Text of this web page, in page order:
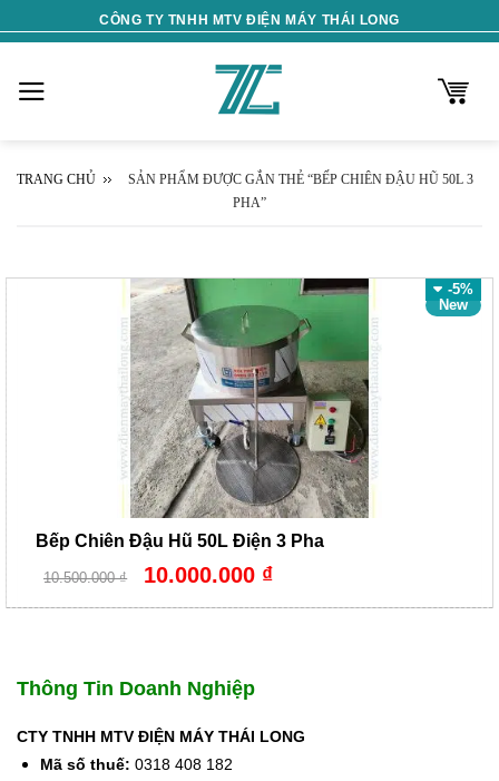
to
CÔNG TY TNHH MTV ĐIỆN MÁY THÁI LONG
TRANG CHỦ
SẢN PHẨM ĐƯỢC GẮN THẺ “BẾP CHIÊN ĐẬU HŨ 50L 3
PHA”
-5%
New
Bếp Chiên Đậu Hũ 50L Điện 3 Pha
10.500.000₫
Giá
gốc
10.500.000 ₫.
10.000.000 ₫Giá
hiện
là:
Thông Tin Doanh Nghiệp
CTY TNHH MTV ĐIỆN MÁY THÁI LONG
Mã số thuế: 0318 408 182